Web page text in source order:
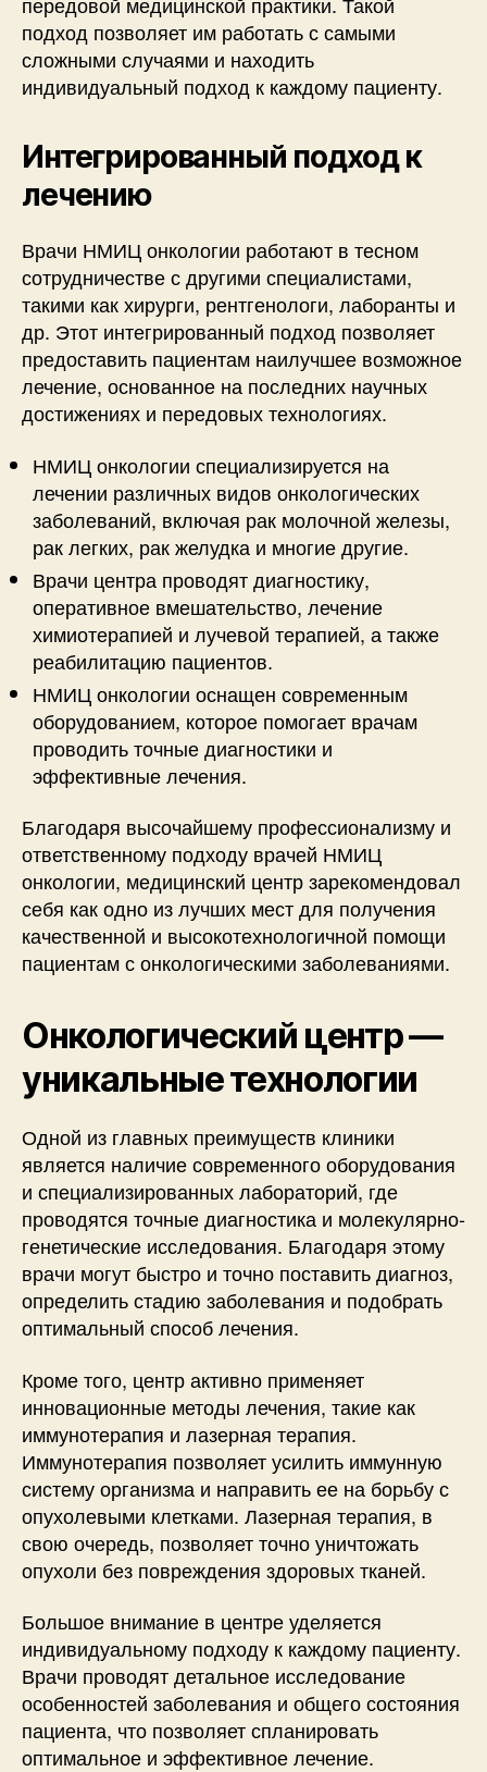
подход позволяет им работать с самыми
сложными случаями и находить
индивидуальный подход к каждому пациенту.
Интегрированный подход к
лечению
Врачи НМИЦ онкологии работают в тесном
сотрудничестве с другими специалистами,
такими как хирурги, рентгенологи, лаборанты и
др. Этот интегрированный подход позволяет
предоставить пациентам наилучшее возможное
лечение, основанное на последних научных
достижениях и передовых технологиях.
НМИЦ онкологии специализируется на
лечении различных видов онкологических
заболеваний, включая рак молочной железы,
рак легких, рак желудка и многие другие.
Врачи центра проводят диагностику,
оперативное вмешательство, лечение
химиотерапией и лучевой терапией, а также
реабилитацию пациентов.
НМИЦ онкологии оснащен современным
оборудованием, которое помогает врачам
проводить точные диагностики и
эффективные лечения.
Благодаря высочайшему профессионализму и
ответственному подходу врачей НМИЦ
онкологии, медицинский центр зарекомендовал
себя как одно из лучших мест для получения
качественной и высокотехнологичной помощи
пациентам с онкологическими заболеваниями.
Онкологический центр —
уникальные технологии
Одной из главных преимуществ клиники
является наличие современного оборудования
и специализированных лабораторий, где
проводятся точные диагностика и молекулярно-
генетические исследования. Благодаря этому
врачи могут быстро и точно поставить диагноз,
определить стадию заболевания и подобрать
оптимальный способ лечения.
Кроме того, центр активно применяет
инновационные методы лечения, такие как
иммунотерапия и лазерная терапия.
Иммунотерапия позволяет усилить иммунную
систему организма и направить ее на борьбу с
опухолевыми клетками. Лазерная терапия, в
свою очередь, позволяет точно уничтожать
опухоли без повреждения здоровых тканей.
Большое внимание в центре уделяется
индивидуальному подходу к каждому пациенту.
Врачи проводят детальное исследование
особенностей заболевания и общего состояния
пациента, что позволяет спланировать
оптимальное и эффективное лечение.